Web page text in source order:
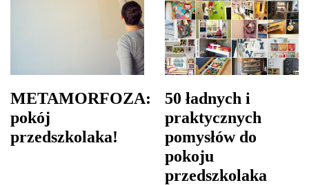
METAMORFOZA:
pokój
przedszkolaka!
50 ładnych i
praktycznych
pomysłów do
pokoju
przedszkolaka